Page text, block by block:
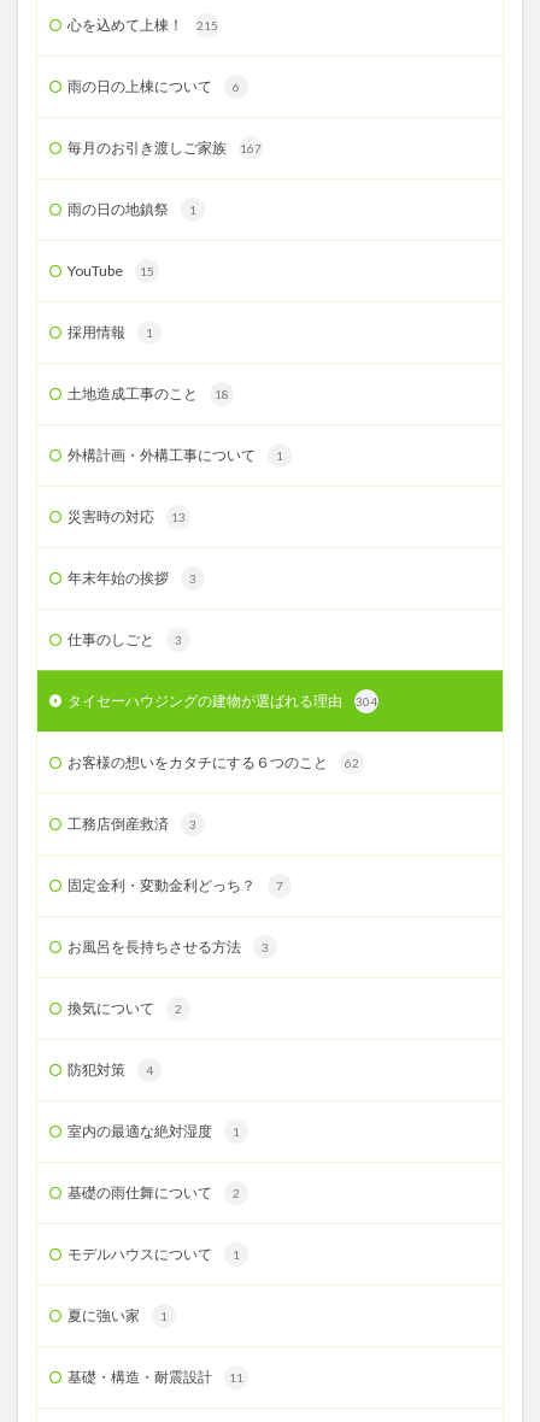
心を込めて上棟！ 215
雨の日の上棟について 6
毎月のお引き渡しご家族 167
雨の日の地鎮祭 1
YouTube 15
採用情報 1
土地造成工事のこと 18
外構計画・外構工事について 1
災害時の対応 13
年末年始の挨拶 3
仕事のしごと 3
タイセーハウジングの建物が選ばれる理由 304
お客様の想いをカタチにする６つのこと 62
工務店倒産救済 3
固定金利・変動金利どっち？ 7
お風呂を長持ちさせる方法 3
換気について 2
防犯対策 4
室内の最適な絶対湿度 1
基礎の雨仕舞について 2
モデルハウスについて 1
夏に強い家 1
基礎・構造・耐震設計 11